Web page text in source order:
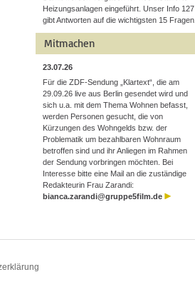
Heizungsanlagen eingeführt. Unser Info 127
gibt Antworten auf die wichtigsten 15 Fragen.
Mitmachen
23.07.26
Für die ZDF-Sendung „Klartext“, die am
29.09.26 live aus Berlin gesendet wird und
sich u.a. mit dem Thema Wohnen befasst,
werden Personen gesucht, die von
Kürzungen des Wohngelds bzw. der
Problematik um bezahlbaren Wohnraum
betroffen sind und ihr Anliegen im Rahmen
der Sendung vorbringen möchten. Bei
Interesse bitte eine Mail an die zuständige
Redakteurin Frau Zarandi:
bianca.zarandi@gruppe5film.de